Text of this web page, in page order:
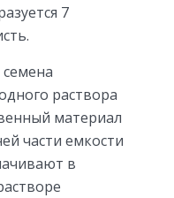
7
раствора
материал
части емкости
в